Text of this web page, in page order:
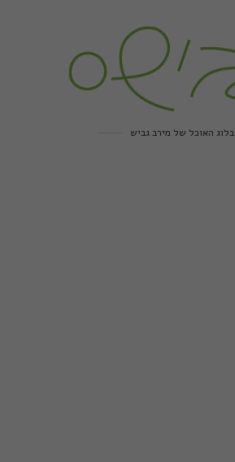
בלוג האוכל של מירב גביש